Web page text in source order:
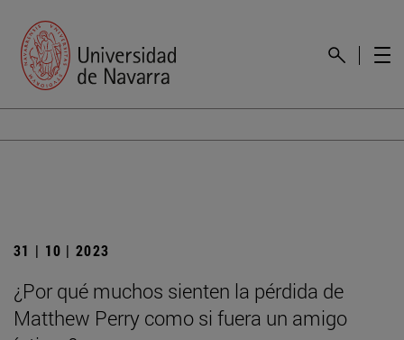
31 | 10 | 2023
¿Por qué muchos sienten la pérdida de
Matthew Perry como si fuera un amigo